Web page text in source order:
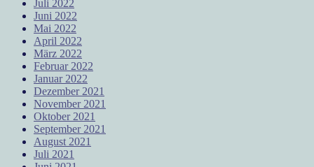
Juli 2022
Juni 2022
Mai 2022
April 2022
März 2022
Februar 2022
Januar 2022
Dezember 2021
November 2021
Oktober 2021
September 2021
August 2021
Juli 2021